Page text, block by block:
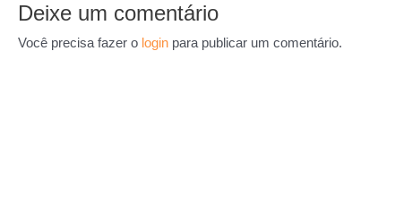
Deixe um comentário
Você precisa fazer o login para publicar um comentário.